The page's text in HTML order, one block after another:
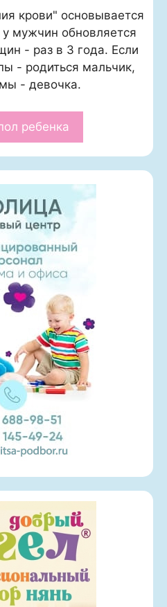
крови" основывается
мужчин обновляется
- раз в 3 года. Если
- родиться мальчик,
- девочка.
ребенка